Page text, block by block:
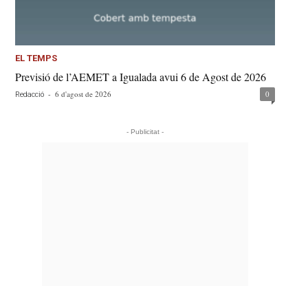
EL TEMPS
Previsió de l’AEMET a Igualada avui 6 de Agost de 2026
Redacció - 6 d'agost de 2026 0
- Publicitat -